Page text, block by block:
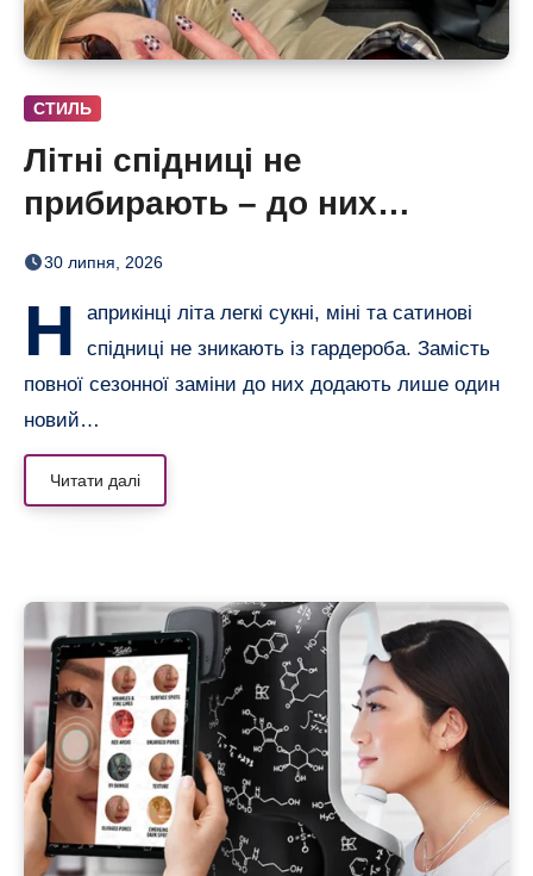
СТИЛЬ
Літні спідниці не
прибирають – до них
додають кольорові колготки
30 липня, 2026
Н
априкінці літа легкі сукні, міні та сатинові
спідниці не зникають із гардероба. Замість
повної сезонної заміни до них додають лише один
новий…
Читати далі